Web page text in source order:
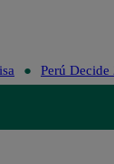
Perú Decide